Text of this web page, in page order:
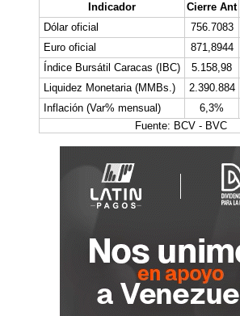
Indicador Cierre Ant
Dólar oficial
756.7083
Euro oficial
871,8944
Índice Bursátil Caracas (IBC)
5.158,98
Liquidez Monetaria (MMBs.)
2.390.884
Inflación (Var% mensual)
6,3%
Fuente: BCV - BVC